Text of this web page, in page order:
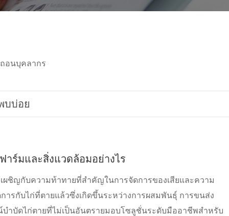
อนบุคลากร
บบ่อย
ร์มและสิ่งแวดล้อมอย่างไร
ผชิญกับความท้าทายที่สำคัญในการจัดการของเสียและความ
กับไก่ที่ตายแล้วซึ่งเกิดขึ้นระหว่างการผสมพันธุ์ การขนส่ง
ำบัดไก่ตายที่ไม่เป็นอันตรายมอบโซลูชั่นระดับมืออาชีพสำหรับ